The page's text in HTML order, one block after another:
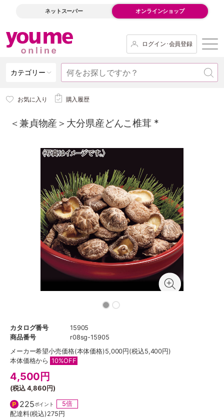
ネットスーパー オンラインショップ
ログイン･会員登録
カテゴリー
お気に入り 購入履歴
＜兼貞物産＞大分県産どんこ椎茸 *
カタログ番号
15905
商品番号
r08sg-15905
メーカー希望小売価格(本体価格)5,000円(税込5,400円)
本体価格から 10%OFF
4,500 円
(税込4,860円)
225ポイント
5倍
配達料(税込)275円